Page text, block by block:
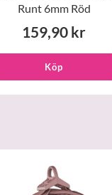
Runt 6mm Röd
159,90 kr
Köp